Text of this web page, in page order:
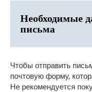
Необходимые
письма
Чтобы отправить
почтовую форму,
Не рекомендуется